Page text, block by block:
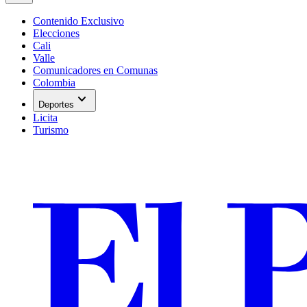
Contenido Exclusivo
Elecciones
Cali
Valle
Comunicadores en Comunas
Colombia
Deportes expand_more
Licita
Turismo